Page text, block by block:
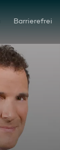
Barrierefrei